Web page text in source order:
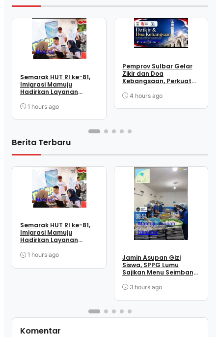
Mamuju
Semarak HUT RI ke-81,
Imigrasi Mamuju
Hadirkan Layanan
Day1 hours ago
Advetorial
Pemprov Sulbar Gelar
Zikir dan Doa
Kebangsaan, Perkuat
Kemerdekaan dan
4 hours ago
Berita Terbaru
Mamuju
Semarak HUT RI ke-81,
Imigrasi Mamuju
Hadirkan Layanan
Day1 hours ago
Mamuju Tengah
Nasional
Jamin Asupan Gizi
Siswa, SPPG Lumu
Sajikan Menu Seimbang
3 hours ago
Komentar